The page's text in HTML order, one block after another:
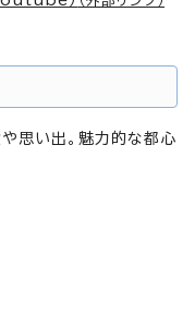
思い出。魅力的な都心